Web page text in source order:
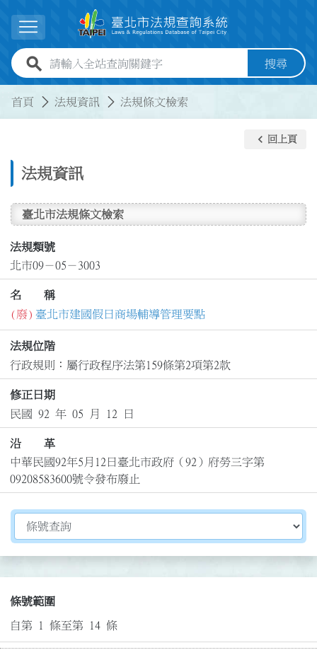
展開選單
全站查詢關鍵字欄位 搜尋
首頁 法規資訊 法規條文檢索
法規資訊
keyboard_arrow_left 回上頁
臺北市法規條文檢索
法規類號
北市09－05－3003
名 稱
(廢) 臺北市建國假日商場輔導管理要點
法規位階
行政規則：屬行政程序法第159條第2項第2款
修正日期
民國 92 年 05 月 12 日
沿 革
中華民國92年5月12日臺北市政府（92）府勞三字第
09208583600號令發布廢止
切換選擇法規資訊內容
條號範圍
自第 1 條至第 14 條